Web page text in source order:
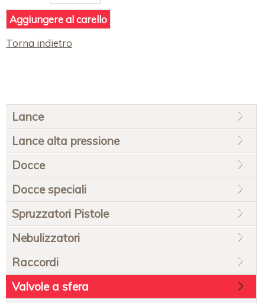
Torna indietro
Salta
la
navigazione
Lance
Lance alta pressione
Docce
Docce speciali
Spruzzatori Pistole
Nebulizzatori
Raccordi
Valvole a sfera